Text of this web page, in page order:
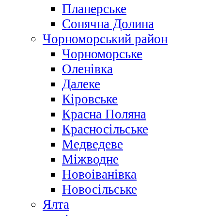
Планерське
Сонячна Долина
Чорноморський район
Чорноморське
Оленівка
Далеке
Кіровське
Красна Поляна
Красносільське
Медведеве
Міжводне
Новоіванівка
Новосільське
Ялта